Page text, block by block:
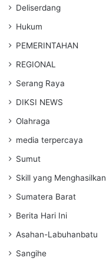
Deliserdang
Hukum
PEMERINTAHAN
REGIONAL
Serang Raya
DIKSI NEWS
Olahraga
media terpercaya
Sumut
Skill yang Menghasilkan
Sumatera Barat
Berita Hari Ini
Asahan-Labuhanbatu
Sangihe